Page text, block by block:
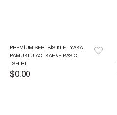
PREMIUM SERI BISIKLET YAKA
PAMUKLU ACI KAHVE BASIC
TSHIRT
$0.00